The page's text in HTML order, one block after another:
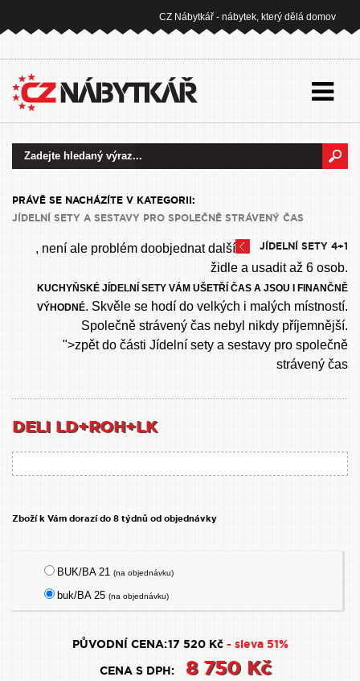
CZ Nábytkář - nábytek, který dělá domov
PRÁVĚ SE NACHÁZÍTE V KATEGORII:
JÍDELNÍ SETY A SESTAVY PRO SPOLEČNĚ STRÁVENÝ ČAS
JÍDELNÍ SETY 4+1
, není ale problém doobjednat další
židle a usadit až 6 osob.
KUCHYŇSKÉ JÍDELNÍ SETY VÁM UŠETŘÍ ČAS A JSOU I FINANČNĚ
VÝHODNÉ. Skvěle se hodí do velkých i malých místností.
Společně strávený čas nebyl nikdy příjemnější.
">zpět do části Jídelní sety a sestavy pro společně
strávený čas
DELI LD+ROH+LK
Zboží k Vám dorazí do 8 týdnů od objednávky
BUK/BA 21(na objednávku)
buk/BA 25(na objednávku)
PŮVODNÍ CENA:17 520 Kč - sleva 51%
CENA S DPH:
8 750 Kč